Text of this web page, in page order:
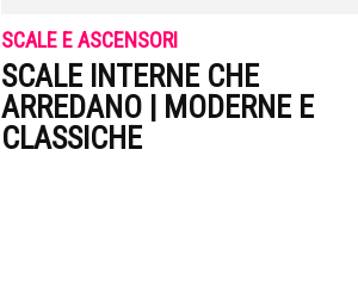
SCALE E ASCENSORI
SCALE INTERNE CHE
ARREDANO | MODERNE E
CLASSICHE